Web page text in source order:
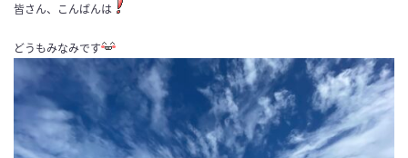
皆さん、こんばんは
どうもみなみです